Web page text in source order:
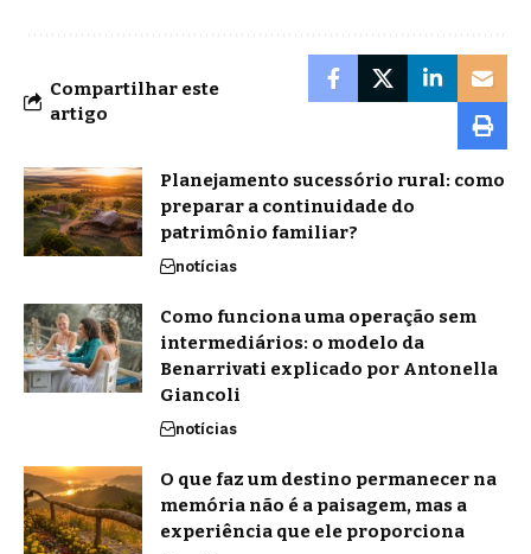
Compartilhar este
artigo
Planejamento sucessório rural: como
preparar a continuidade do
patrimônio familiar?
notícias
Como funciona uma operação sem
intermediários: o modelo da
Benarrivati explicado por Antonella
Giancoli
notícias
O que faz um destino permanecer na
memória não é a paisagem, mas a
experiência que ele proporciona